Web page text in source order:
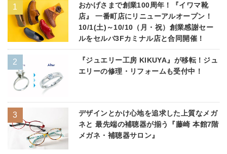
おかげさまで創業100周年！『イワマ靴
店』 一番町店にリニューアルオープン！
10/1(土)～10/10（月・祝）創業感謝セー
ルをセルバ3Fカミナル店と合同開催！
『ジュエリー工房 KIKUYA』が移転！ジュ
エリーの修理・リフォームも受付中！
デザインとかけ心地を追求した上質なメガ
ネと 最先端の補聴器が揃う『藤崎 本館7階
メガネ・補聴器サロン』